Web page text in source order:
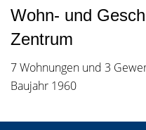
Wohn- und
Zentrum
7 Wohnungen und 3
Baujahr 1960